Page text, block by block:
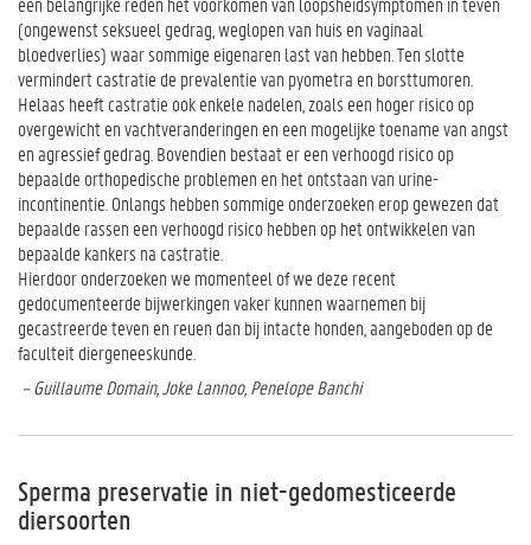
(ongewenst seksueel gedrag, weglopen van huis en vaginaal
bloedverlies) waar sommige eigenaren last van hebben. Ten slotte
vermindert castratie de prevalentie van pyometra en borsttumoren.
Helaas heeft castratie ook enkele nadelen, zoals een hoger risico op
overgewicht en vachtveranderingen en een mogelijke toename van angst
en agressief gedrag. Bovendien bestaat er een verhoogd risico op
bepaalde orthopedische problemen en het ontstaan van urine-
incontinentie. Onlangs hebben sommige onderzoeken erop gewezen dat
bepaalde rassen een verhoogd risico hebben op het ontwikkelen van
bepaalde kankers na castratie.
Hierdoor onderzoeken we momenteel of we deze recent
gedocumenteerde bijwerkingen vaker kunnen waarnemen bij
gecastreerde teven en reuen dan bij intacte honden, aangeboden op de
faculteit diergeneeskunde.
– Guillaume Domain, Joke Lannoo, Penelope Banchi
Sperma preservatie in niet-gedomesticeerde
diersoorten